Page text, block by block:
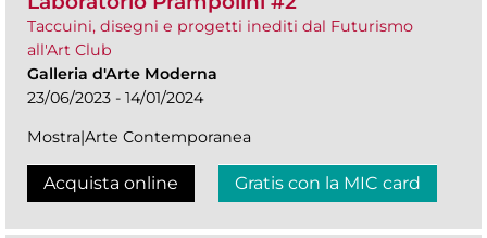
Taccuini, disegni e progetti inediti dal Futurismo
all'Art Club
Galleria d'Arte Moderna
23/06/2023 - 14/01/2024
Mostra|Arte Contemporanea
Acquista online Gratis con la MIC card